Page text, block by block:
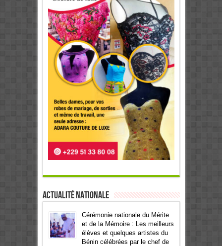
Actualité Nationale
Cérémonie nationale du Mérite
et de la Mémoire : Les meilleurs
élèves et quelques artistes du
Bénin célébrées par le chef de